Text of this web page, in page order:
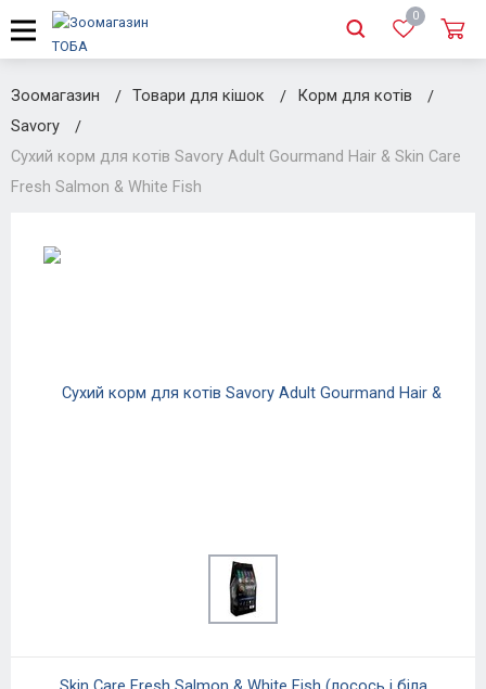
0
Зоомагазин Товари для кішок
Корм для котів
Savory
Сухий корм для котів Savory Adult Gourmand Hair & Skin Care
Fresh Salmon & White Fish